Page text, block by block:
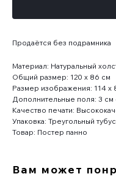
Продаётся без подрамника
Материал: Натуральный
Общий размер: 120 x 86 см
Размер изображения: 114 x
Дополнительные поля: 3 см
Качество печати:
Упаковка: Треугольный
Товар: Постер панно
Вам может